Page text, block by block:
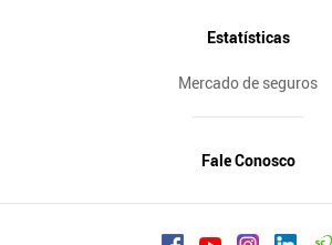
Estatísticas
Mercado de seguros
Fale Conosco